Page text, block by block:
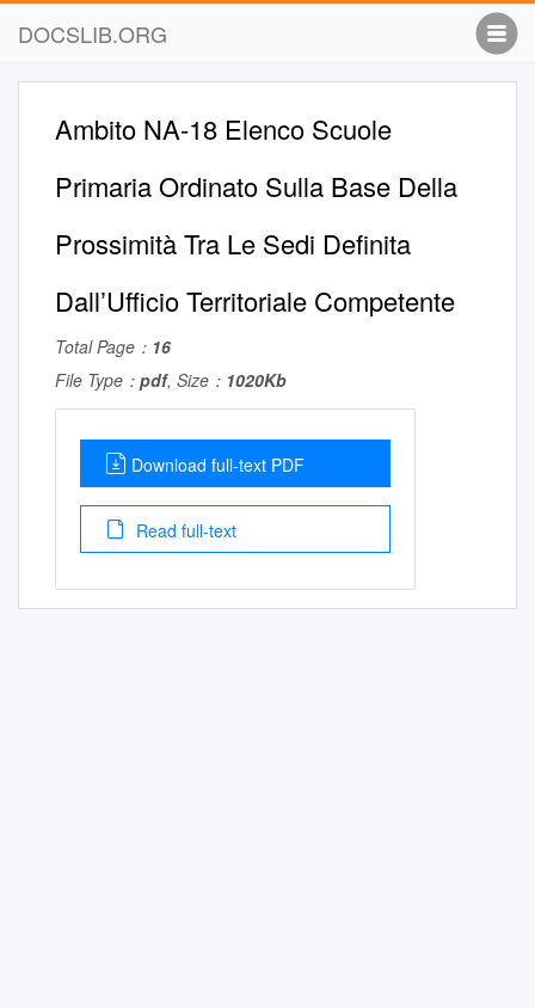
DOCSLIB.ORG
Ambito NA-18 Elenco Scuole
Primaria Ordinato Sulla Base Della
Prossimità Tra Le Sedi Definita
Dall’Ufficio Territoriale Competente
Total Page： 16
File Type： pdf, Size： 1020Kb
Download full-text PDF
Read full-text